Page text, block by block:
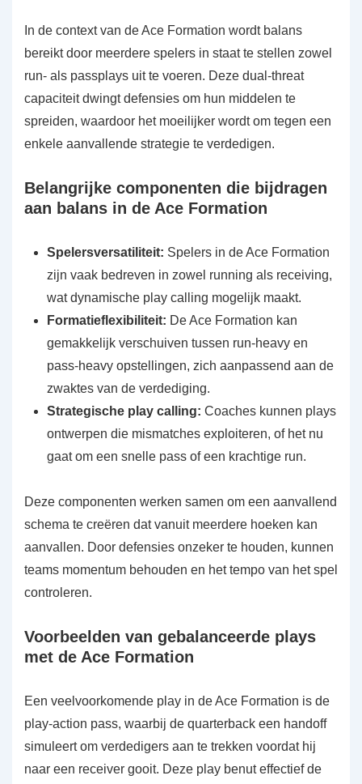
In de context van de Ace Formation wordt balans
bereikt door meerdere spelers in staat te stellen zowel
run- als passplays uit te voeren. Deze dual-threat
capaciteit dwingt defensies om hun middelen te
spreiden, waardoor het moeilijker wordt om tegen een
enkele aanvallende strategie te verdedigen.
Belangrijke componenten die bijdragen
aan balans in de Ace Formation
Spelersversatiliteit: Spelers in de Ace Formation
zijn vaak bedreven in zowel running als receiving,
wat dynamische play calling mogelijk maakt.
Formatieflexibiliteit: De Ace Formation kan
gemakkelijk verschuiven tussen run-heavy en
pass-heavy opstellingen, zich aanpassend aan de
zwaktes van de verdediging.
Strategische play calling: Coaches kunnen plays
ontwerpen die mismatches exploiteren, of het nu
gaat om een snelle pass of een krachtige run.
Deze componenten werken samen om een aanvallend
schema te creëren dat vanuit meerdere hoeken kan
aanvallen. Door defensies onzeker te houden, kunnen
teams momentum behouden en het tempo van het spel
controleren.
Voorbeelden van gebalanceerde plays
met de Ace Formation
Een veelvoorkomende play in de Ace Formation is de
play-action pass, waarbij de quarterback een handoff
simuleert om verdedigers aan te trekken voordat hij
naar een receiver gooit. Deze play benut effectief de